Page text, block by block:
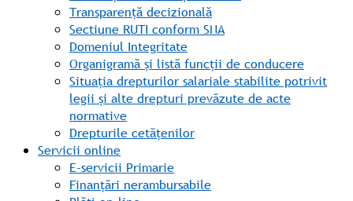
Transparență decizională
Sectiune RUTI conform SNA
Domeniul Integritate
Organigramă și listă funcții de conducere
Situația drepturilor salariale stabilite potrivit
legii și alte drepturi prevăzute de acte
normative
Drepturile cetățenilor
Servicii online
E-servicii Primarie
Finanțări nerambursabile